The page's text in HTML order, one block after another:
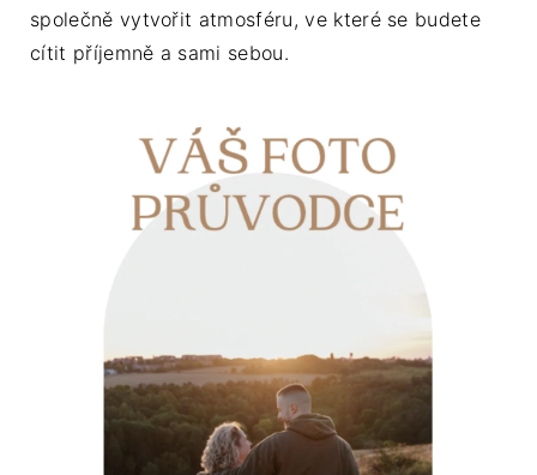
společně vytvořit atmosféru, ve které se budete
cítit příjemně a sami sebou.